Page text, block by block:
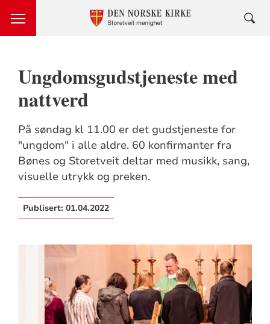
Ungdomsgudstjeneste med
nattverd
På søndag kl 11.00 er det gudstjeneste for
"ungdom" i alle aldre. 60 konfirmanter fra
Bønes og Storetveit deltar med musikk, sang,
visuelle utrykk og preken.
Publisert: 01.04.2022